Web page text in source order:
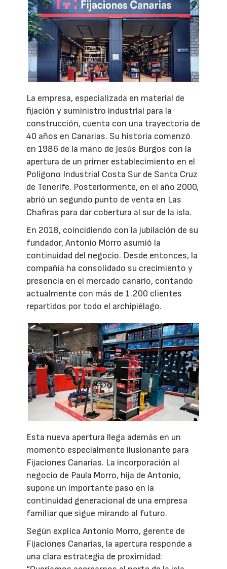
La empresa, especializada en material de
fijación y suministro industrial para la
construcción, cuenta con una trayectoria de
40 años en Canarias. Su historia comenzó
en 1986 de la mano de Jesús Burgos con la
apertura de un primer establecimiento en el
Polígono Industrial Costa Sur de Santa Cruz
de Tenerife. Posteriormente, en el año 2000,
abrió un segundo punto de venta en Las
Chafiras para dar cobertura al sur de la isla.
En 2018, coincidiendo con la jubilación de su
fundador, Antonio Morro asumió la
continuidad del negocio. Desde entonces, la
compañía ha consolidado su crecimiento y
presencia en el mercado canario, contando
actualmente con más de 1.200 clientes
repartidos por todo el archipiélago.
Esta nueva apertura llega además en un
momento especialmente ilusionante para
Fijaciones Canarias. La incorporación al
negocio de Paula Morro, hija de Antonio,
supone un importante paso en la
continuidad generacional de una empresa
familiar que sigue mirando al futuro.
Según explica Antonio Morro, gerente de
Fijaciones Canarias, la apertura responde a
una clara estrategia de proximidad: